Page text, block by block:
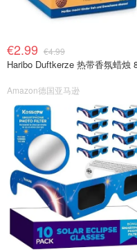
€2.99 €4.99
Haribo Duftkerze 热带香氛蜡烛
Amazon德国亚马逊